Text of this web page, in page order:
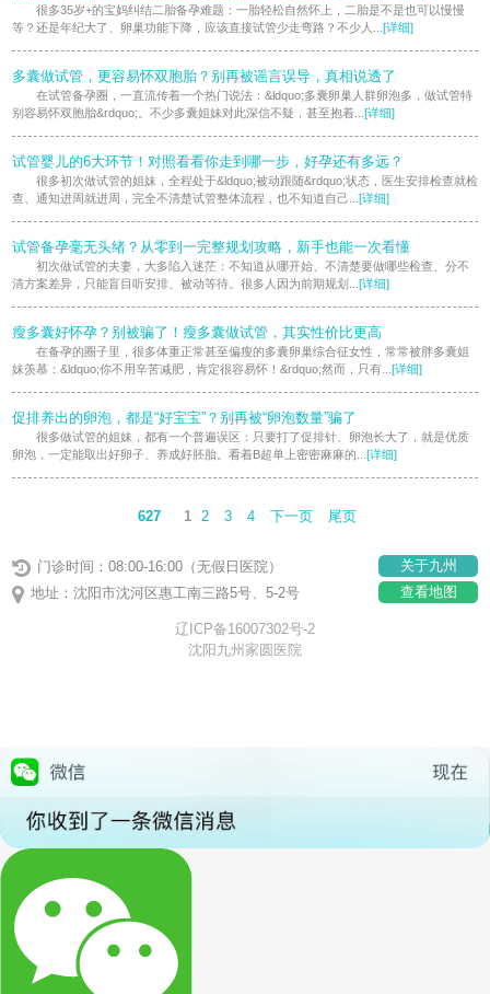
很多35岁+的宝妈纠结二胎备孕难题：一胎轻松自然怀上，二胎是不是也可以慢慢
等？还是年纪大了、卵巢功能下降，应该直接试管少走弯路？不少人... [详细]
多囊做试管，更容易怀双胞胎？别再被谣言误导，真相说透了
在试管备孕圈，一直流传着一个热门说法：&ldquo;多囊卵巢人群卵泡多，做试管特
别容易怀双胞胎&rdquo;。不少多囊姐妹对此深信不疑，甚至抱着... [详细]
试管婴儿的6大环节！对照看看你走到哪一步，好孕还有多远？
很多初次做试管的姐妹，全程处于&ldquo;被动跟随&rdquo;状态，医生安排检查就检
查、通知进周就进周，完全不清楚试管整体流程，也不知道自己... [详细]
试管备孕毫无头绪？从零到一完整规划攻略，新手也能一次看懂
初次做试管的夫妻，大多陷入迷茫：不知道从哪开始、不清楚要做哪些检查、分不
清方案差异，只能盲目听安排、被动等待。很多人因为前期规划... [详细]
瘦多囊好怀孕？别被骗了！瘦多囊做试管，其实性价比更高
在备孕的圈子里，很多体重正常甚至偏瘦的多囊卵巢综合征女性，常常被胖多囊姐
妹羡慕：&ldquo;你不用辛苦减肥，肯定很容易怀！&rdquo;然而，只有... [详细]
促排养出的卵泡，都是“好宝宝”？别再被“卵泡数量”骗了
很多做试管的姐妹，都有一个普遍误区：只要打了促排针、卵泡长大了，就是优质
卵泡，一定能取出好卵子、养成好胚胎。看着B超单上密密麻麻的... [详细]
627 1 2 3 4 下一页 尾页
关于九州
门诊时间：08:00-16:00（无假日医院）
查看地图
地址：沈阳市沈河区惠工南三路5号、5-2号
辽ICP备16007302号-2
沈阳九州家圆医院